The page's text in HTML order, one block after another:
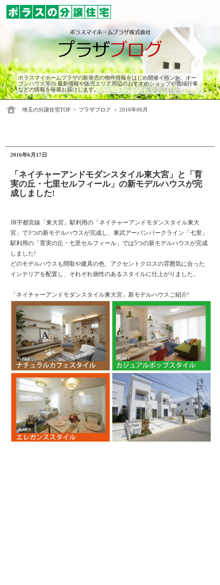
ポラスマイホームプラザの新発売の物件情報をはじめ開催イベント、オー
プンハウス等の 最新情報や販売エリア周辺のおすすめショップや地域行事
などの情報を毎週お届けします。
埼玉の分譲住宅TOP プラザブログ 2016年06月
2016年6月17日
「ネイチャーアンドモダンスタイル東大宮」と「育
実の丘・七里セルフィール」の新モデルハウスが完
成しました!
JR宇都宮線「東大宮」駅利用の「ネイチャーアンドモダンスタイル東大
宮」で3つの新モデルハウスが完成し、東武アーバンパークライン「七里」
駅利用の「育実の丘・七里セルフィール」では5つの新モデルハウスが完成
しました!
どのモデルハウスも間取や建具の色、アクセントクロスの雰囲気に合った
インテリアを配置し、それぞれ個性のあるスタイルに仕上がりました。
「ネイチャーアンドモダンスタイル東大宮」新モデルハウスご紹介!